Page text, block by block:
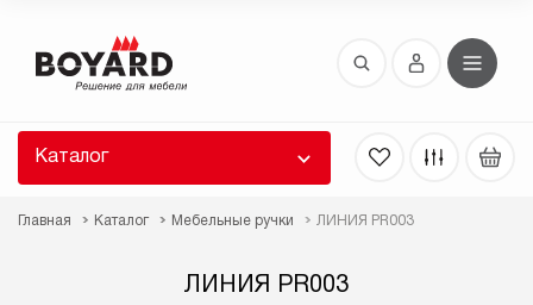
Каталог
Главная Каталог Мебельные ручки ЛИНИЯ PR003
ЛИНИЯ PR003
Восстановление пароля
высланы вам по E-Mail.
ссылку для восстановления